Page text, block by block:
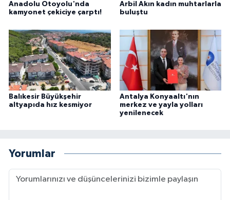
Anadolu Otoyolu'nda
kamyonet çekiciye çarptı!
Arbil Akın kadın muhtarlarla
buluştu
Balıkesir Büyükşehir
altyapıda hız kesmiyor
Antalya Konyaaltı'nın
merkez ve yayla yolları
yenilenecek
Yorumlar